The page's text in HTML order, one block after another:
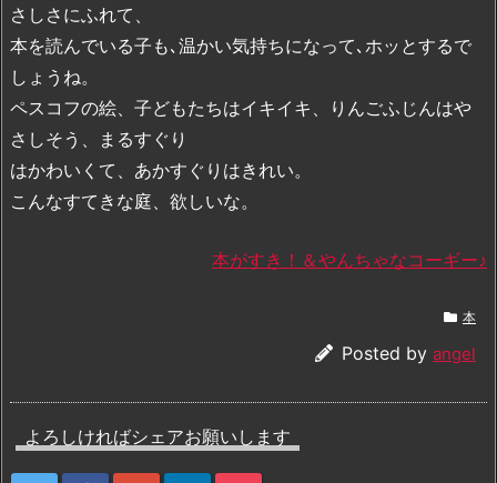
さしさにふれて、
本を読んでいる子も､温かい気持ちになって､ホッとするで
しょうね。
ペスコフの絵、子どもたちはイキイキ、りんごふじんはや
さしそう、まるすぐり
はかわいくて、あかすぐりはきれい。
こんなすてきな庭、欲しいな。
本がすき！＆やんちゃなコーギー♪
本
Posted by angel
よろしければシェアお願いします